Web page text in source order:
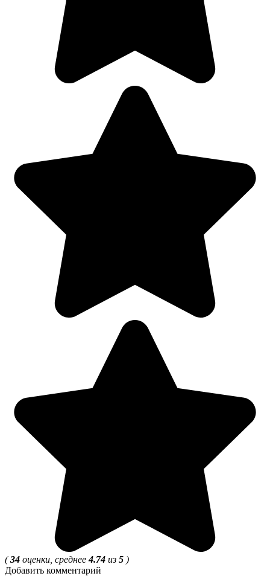
(34 оценки, среднее4.74 из 5 )
Добавить комментарий